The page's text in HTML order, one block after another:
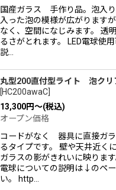
国産ガラス 手作り品。泡入
入った泡の模様が広がります
なく、空間になじみます。 透
るさがとれます。 LED電球使
説…
丸型200直付型ライト 泡クリ
[HC200awaC]
13,300円～(税込)
オープン価格
コードがなく 器具に直接ガ
るタイプです。 壁や天井近く
ガラスの影がきれいに映りま
電球についての説明は↓のペ
い。 http…